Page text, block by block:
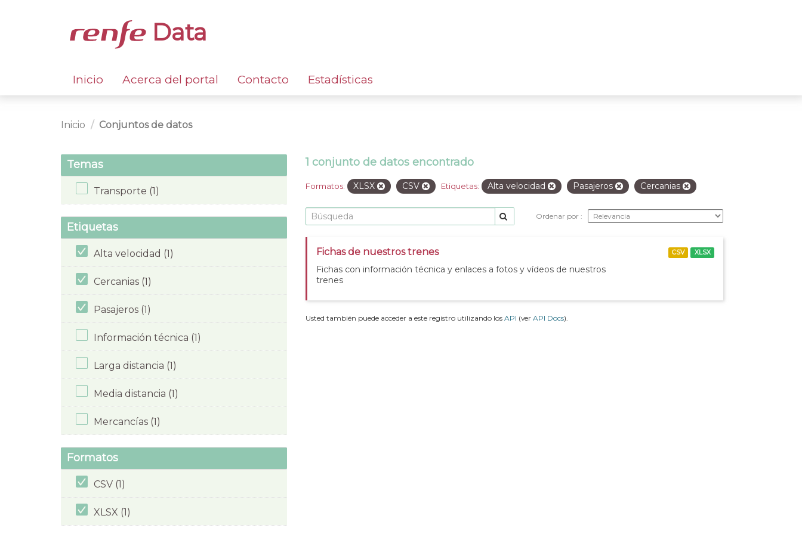
Data
Inicio Acerca del portal Contacto Estadísticas
Inicio Conjuntos de datos
Temas
Transporte (1)
Etiquetas
Alta velocidad (1)
Cercanias (1)
Pasajeros (1)
Información técnica (1)
Larga distancia (1)
Media distancia (1)
Mercancías (1)
Formatos
CSV (1)
XLSX (1)
1 conjunto de datos encontrado
Formatos: XLSX CSV Etiquetas: Alta velocidad Pasajeros Cercanias
Ordenar por
Fichas de nuestros trenes
Fichas con información técnica y enlaces a fotos y vídeos de nuestros
trenes
CSV XLSX
Usted también puede acceder a este registro utilizando los API (ver API Docs).